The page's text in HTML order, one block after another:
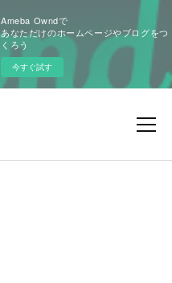
Ameba Owndで
あなただけのホームページやブログをつ
くろう
今すぐ試す